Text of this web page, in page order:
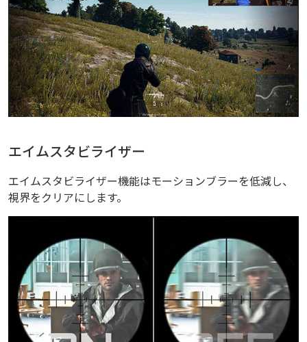
エイムスタビライザー
エイムスタビライザー機能はモーションブラーを低減し、
視界をクリアにします。